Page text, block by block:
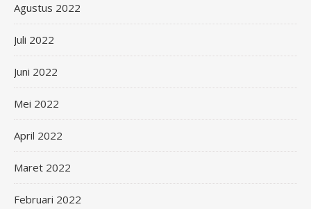
Agustus 2022
Juli 2022
Juni 2022
Mei 2022
April 2022
Maret 2022
Februari 2022